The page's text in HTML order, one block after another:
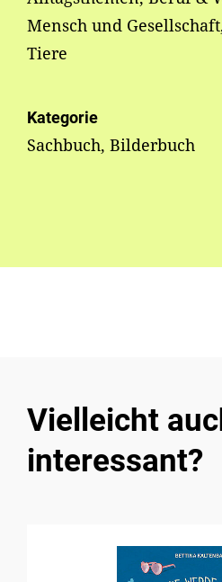
Mensch und
Tiere
Kategorie
Sachbuch, Bilderbuch
Vielleicht
interessant?